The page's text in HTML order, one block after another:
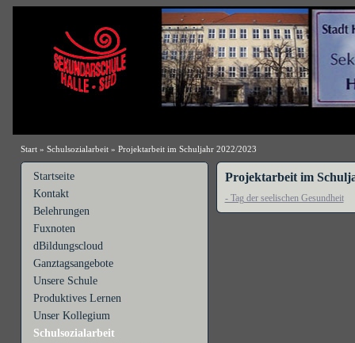
Start» Schulsozialarbeit» Projektarbeit im Schuljahr 2022/2023
Startseite
Kontakt
Belehrungen
Fuxnoten
dBildungscloud
Ganztagsangebote
Unsere Schule
Produktives Lernen
Unser Kollegium
Schulsozialarbeit
Projektarbeit im
- Tag der seelischen Gesundheit